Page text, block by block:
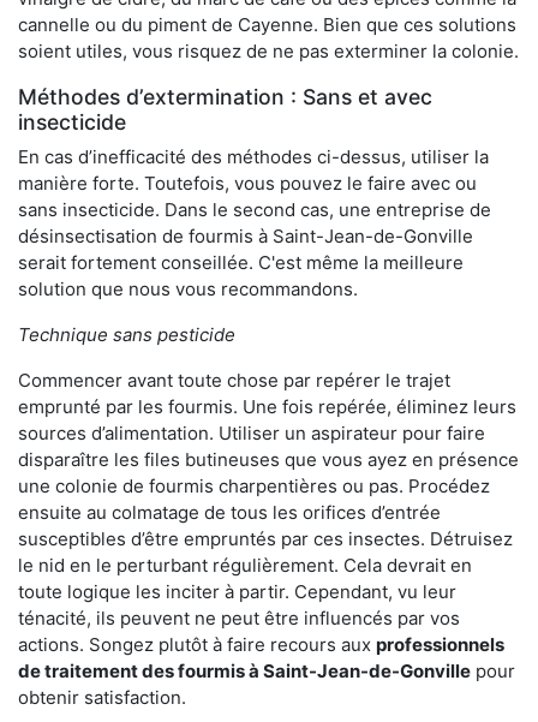
cannelle ou du piment de Cayenne. Bien que ces solutions
soient utiles, vous risquez de ne pas exterminer la colonie.
Méthodes d’extermination : Sans et avec
insecticide
En cas d’inefficacité des méthodes ci-dessus, utiliser la
manière forte. Toutefois, vous pouvez le faire avec ou
sans insecticide. Dans le second cas, une entreprise de
désinsectisation de fourmis à Saint-Jean-de-Gonville
serait fortement conseillée. C'est même la meilleure
solution que nous vous recommandons.
Technique sans pesticide
Commencer avant toute chose par repérer le trajet
emprunté par les fourmis. Une fois repérée, éliminez leurs
sources d’alimentation. Utiliser un aspirateur pour faire
disparaître les files butineuses que vous ayez en présence
une colonie de fourmis charpentières ou pas. Procédez
ensuite au colmatage de tous les orifices d’entrée
susceptibles d’être empruntés par ces insectes. Détruisez
le nid en le perturbant régulièrement. Cela devrait en
toute logique les inciter à partir. Cependant, vu leur
ténacité, ils peuvent ne peut être influencés par vos
actions. Songez plutôt à faire recours aux professionnels
de traitement des fourmis à Saint-Jean-de-Gonville pour
obtenir satisfaction.